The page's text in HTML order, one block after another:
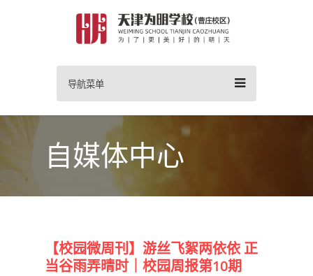
导航菜单
自媒体中心
【校园微周刊】游丝飞絮两依依 正
当谷雨弄晴时｜校园周报第10期